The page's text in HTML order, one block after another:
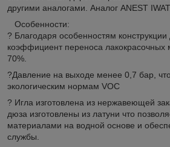
другими аналогами. Аналог ANEST
Особенности:
? Благодаря особенностям конструкции
коэффициент переноса лакокрасочных
70%.
?Давление на выходе менее 0,7 бар, что
экологическим нормам VOC
? Игла изготовлена из нержавеющей
дюза изготовлены из латуни что
материалами на водной основе и
службы.